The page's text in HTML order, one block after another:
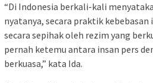
“Di Indonesia berkali-kali
nyatanya, secara praktik
secara sepihak oleh rezim yang
pernah ketemu antara insan pers
berkuasa,” kata Ida.